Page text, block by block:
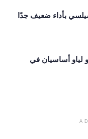
بأداء ضعيف جدًا
لياو أساسيان في